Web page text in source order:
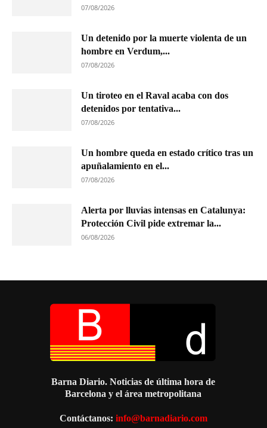
07/08/2026
Un detenido por la muerte violenta de un
hombre en Verdum,...
07/08/2026
Un tiroteo en el Raval acaba con dos
detenidos por tentativa...
07/08/2026
Un hombre queda en estado crítico tras un
apuñalamiento en el...
07/08/2026
Alerta por lluvias intensas en Catalunya:
Protección Civil pide extremar la...
06/08/2026
Barna Diario. Noticias de última hora de
Barcelona y el área metropolitana
Contáctanos: info@barnadiario.com